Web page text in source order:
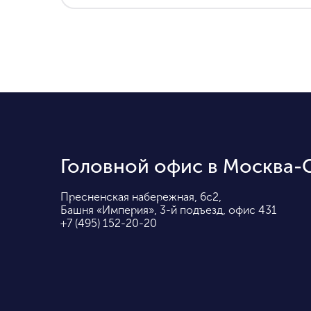
Головной офис в Москва-
Пресненская набережная, 6с2,
Башня «Империя», 3-й подъезд, офис 431
+7 (495) 152-20-20